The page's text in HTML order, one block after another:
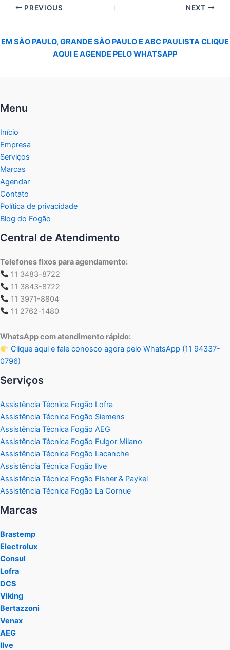
PREVIOUS NEXT
EM SÃO PAULO, GRANDE SÃO PAULO E ABC PAULISTA CLIQUE
AQUI E AGENDE PELO WHATSAPP
Menu
Início
Empresa
Serviços
Marcas
Agendar
Contato
Política de privacidade
Blog do Fogão
Central de Atendimento
Telefones fixos para agendamento:
11 3483-8722
11 3843-8722
11 3971-8804
11 2762-1480
WhatsApp com atendimento rápido:
Clique aqui e fale conosco agora pelo WhatsApp (11 94337-
0796)
Serviços
Assistência Técnica Fogão Lofra
Assistência Técnica Fogão Siemens
Assistência Técnica Fogão AEG
Assistência Técnica Fogão Fulgor Milano
Assistência Técnica Fogão Lacanche
Assistência Técnica Fogão Ilve
Assistência Técnica Fogão Fisher & Paykel
Assistência Técnica Fogão La Cornue
Marcas
Brastemp
Electrolux
Consul
Lofra
DCS
Viking
Bertazzoni
Venax
AEG
Ilve